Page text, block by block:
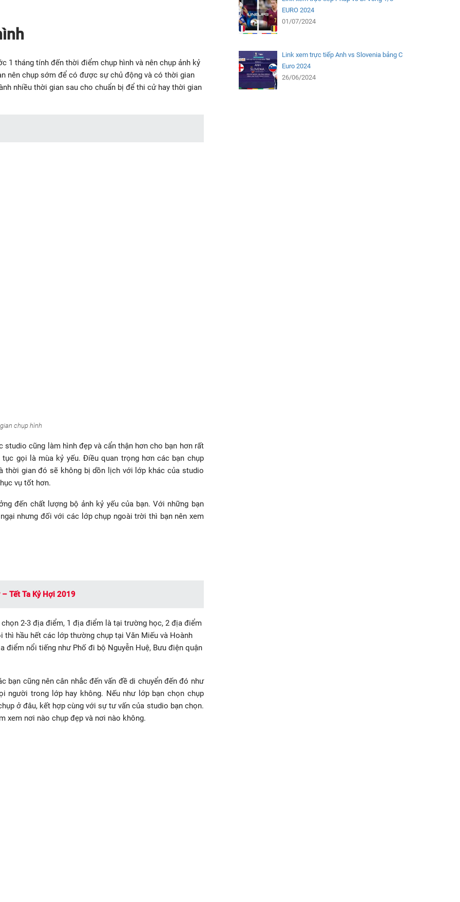
1 tháng tính đến thời điểm chụp hình và nên chụp ảnh kỷ
nên chụp sớm để có được sự chủ động và có thời gian
nhiều thời gian sau cho chuẩn bị để thi cử hay thời gian
chụp hình
cũng làm hình đẹp và cẩn thận hơn cho bạn hơn rất
gọi là mùa kỷ yếu. Điều quan trọng hơn các bạn chụp
thời gian đó sẽ không bị dồn lịch với lớp khác của studio
vụ tốt hơn.
đến chất lượng bộ ảnh kỷ yếu của bạn. Với những bạn
nhưng đối với các lớp chụp ngoài trời thì bạn nên xem
– Tết Ta Kỷ Hợi 2019
2-3 địa điểm, 1 địa điểm là tại trường học, 2 địa điểm
hầu hết các lớp thường chụp tại Văn Miếu và Hoành
điểm nổi tiếng như Phố đi bộ Nguyễn Huệ, Bưu điện quận
bạn cũng nên cân nhắc đến vấn đề di chuyển đến đó như
người trong lớp hay không. Nếu như lớp bạn chọn chụp
ở đâu, kết hợp cùng với sự tư vấn của studio bạn chọn.
xem nơi nào chụp đẹp và nơi nào không.
EURO 2024
01/07/2024
Link xem trực tiếp Anh vs Slovenia bảng C
Euro 2024
26/06/2024